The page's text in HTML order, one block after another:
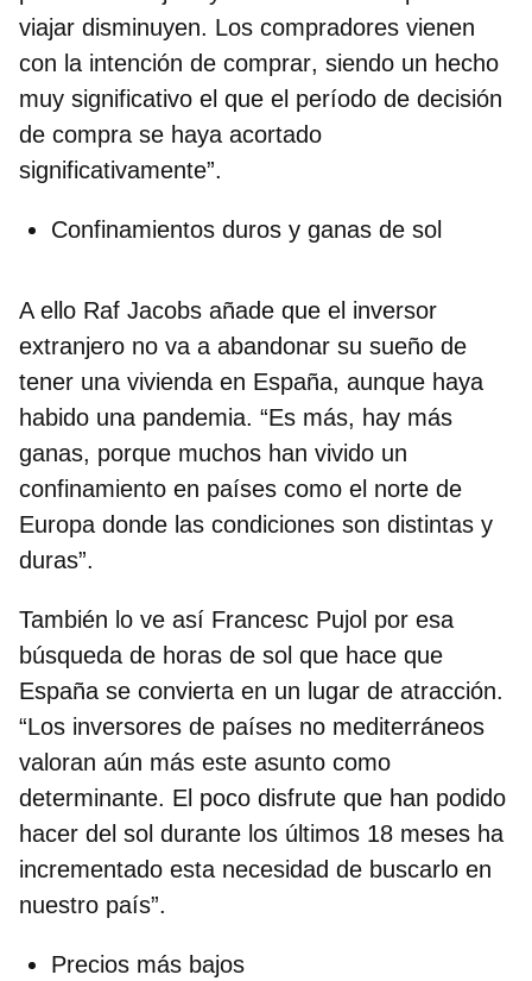
viajar disminuyen. Los compradores vienen
con la intención de comprar, siendo un hecho
muy significativo el que el período de decisión
de compra se haya acortado
significativamente”.
Confinamientos duros y ganas de sol
A ello Raf Jacobs añade que el inversor
extranjero no va a abandonar su sueño de
tener una vivienda en España, aunque haya
habido una pandemia. “Es más, hay más
ganas, porque muchos han vivido un
confinamiento en países como el norte de
Europa donde las condiciones son distintas y
duras”.
También lo ve así Francesc Pujol por esa
búsqueda de horas de sol que hace que
España se convierta en un lugar de atracción.
“Los inversores de países no mediterráneos
valoran aún más este asunto como
determinante. El poco disfrute que han podido
hacer del sol durante los últimos 18 meses ha
incrementado esta necesidad de buscarlo en
nuestro país”.
Precios más bajos